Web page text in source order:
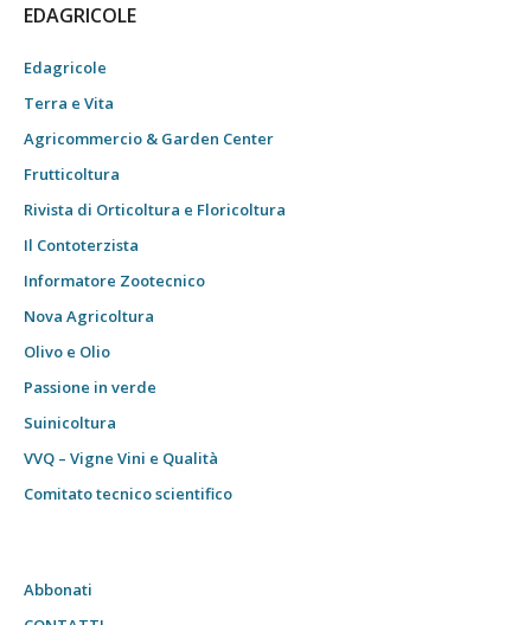
EDAGRICOLE
Edagricole
Terra e Vita
Agricommercio & Garden Center
Frutticoltura
Rivista di Orticoltura e Floricoltura
Il Contoterzista
Informatore Zootecnico
Nova Agricoltura
Olivo e Olio
Passione in verde
Suinicoltura
VVQ – Vigne Vini e Qualità
Comitato tecnico scientifico
Abbonati